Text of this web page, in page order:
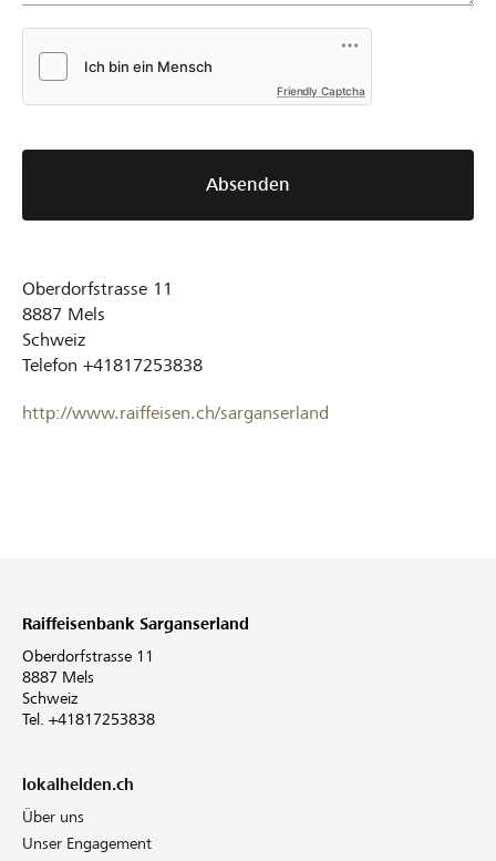
Friendly Captcha
Absenden
Oberdorfstrasse 11
8887 Mels
Schweiz
Telefon +41817253838
http://www.raiffeisen.ch/sarganserland
Raiffeisenbank Sarganserland
Oberdorfstrasse 11
8887 Mels
Schweiz
Tel. +41817253838
lokalhelden.ch
Über uns
Unser Engagement